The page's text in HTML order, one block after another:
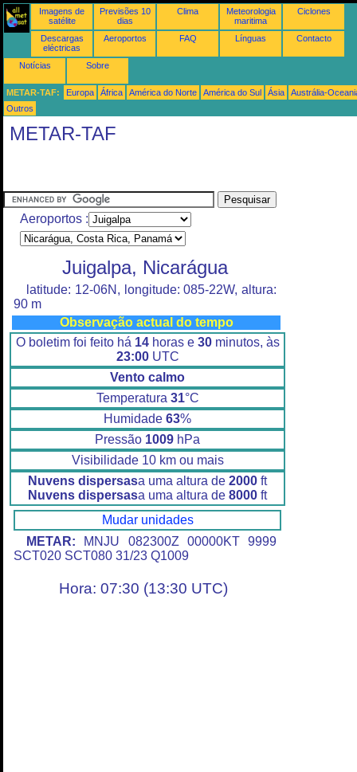
Imagens de
satélite
Previsões 10
dias
Clima
Meteorologia
maritima
Ciclones
Descargas
eléctricas
Aeroportos FAQ Línguas Contacto
Notícias Sobre
METAR-TAF: Europa África América do Norte América do Sul Ásia
Austrália-
Outros
METAR-TAF
Aeroportos :
Juigalpa, Nicarágua
latitude: 12-06N, longitude: 085-22W, altura:
90 m
Observação actual do tempo
O boletim foi feito há 14horas e 30minutos, às
23:00UTC
Vento calmo
Temperatura 31°C
Humidade 63%
Pressão 1009 hPa
Visibilidade 10 km ou mais
Nuvens dispersasa uma altura de 2000 ft
Nuvens dispersasa uma altura de 8000 ft
Mudar unidades
METAR: MNJU 082300Z 00000KT 9999
SCT020 SCT080 31/23 Q1009
Hora: 07:30 (13:30 UTC)